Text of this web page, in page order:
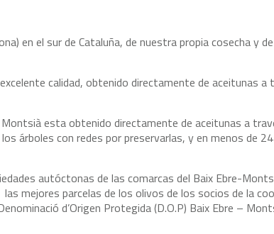
en el sur de Cataluña, de nuestra propia cosecha y
calidad, obtenido directamente de aceitunas a
Montsià esta obtenido directamente de aceitunas a
árboles con redes por preservarlas, y en menos de
autóctonas de las comarcas del Baix Ebre-
mejores parcelas de los olivos de los socios de la
d’Origen Protegida (D.O.P) Baix Ebre –